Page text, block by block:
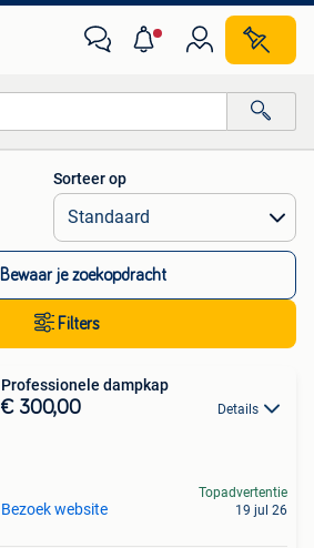
Alle afstanden…
Sorteer op
Bewaar je zoekopdracht
Filters
Professionele dampkap
€ 300,00 Details
Bezoek website
Topadvertentie
19 jul 26